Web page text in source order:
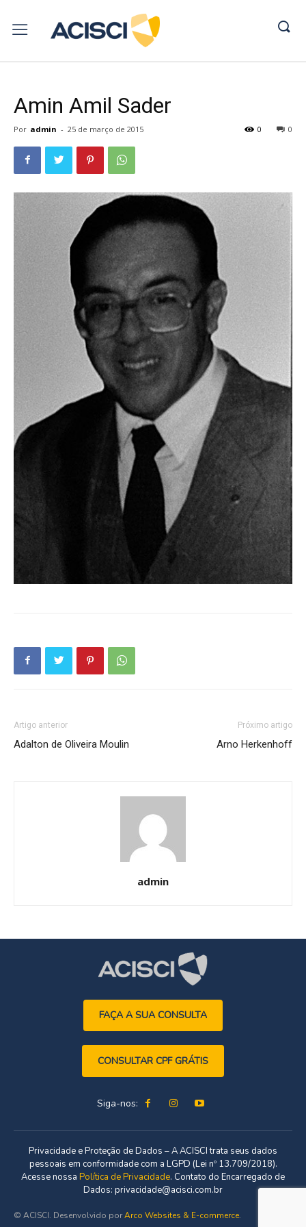
Amin Amil Sader
Por admin - 25 de março de 2015 0
0
Artigo anterior
Adalton de Oliveira Moulin
Próximo artigo
Arno Herkenhoff
admin
FAÇA A SUA CONSULTA
CONSULTAR CPF GRÁTIS
Siga-nos:
Privacidade e Proteção de Dados – A ACISCI trata seus dados
pessoais em conformidade com a LGPD (Lei nº 13.709/2018).
Acesse nossa Política de Privacidade. Contato do Encarregado de
Dados: privacidade@acisci.com.br
© ACISCI. Desenvolvido porArco Websites & E-commerce.